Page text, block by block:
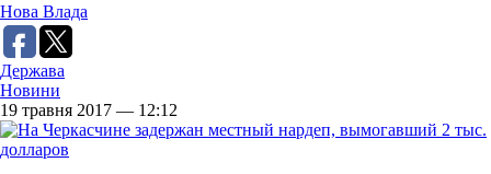
Нова Влада
Держава
Новини
19 травня 2017 — 12:12